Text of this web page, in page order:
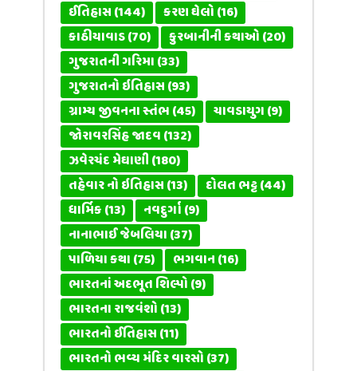
ઈતિહાસ(144) કરણ ઘેલો(16)
કાઠીયાવાડ(70) કુરબાનીની કથાઓ(20)
ગુજરાતની ગરિમા(33)
ગુજરાતનો ઇતિહાસ(93)
ગ્રામ્ય જીવનના સ્તંભ(45) ચાવડાયુગ(9)
જોરાવરસિંહ જાદવ(132)
ઝવેરચંદ મેઘાણી(180)
તહેવાર નો ઇતિહાસ(13) દોલત ભટ્ટ(44)
ધાર્મિક(13) નવદુર્ગા(9)
નાનાભાઈ જેબલિયા(37)
પાળિયા કથા(75) ભગવાન(16)
ભારતનાં અદભૂત શિલ્પો(9)
ભારતના રાજવંશો(13)
ભારતનો ઈતિહાસ(11)
ભારતનો ભવ્ય મંદિર વારસો(37)